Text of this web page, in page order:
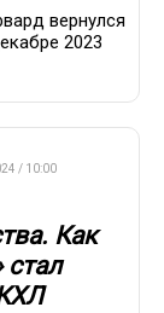
вернулся
2023
/ 10:00
Как
стал